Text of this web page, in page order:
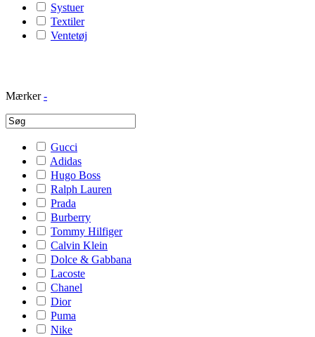
Systuer
Textiler
Ventetøj
Mærker -
Gucci
Adidas
Hugo Boss
Ralph Lauren
Prada
Burberry
Tommy Hilfiger
Calvin Klein
Dolce & Gabbana
Lacoste
Chanel
Dior
Puma
Nike